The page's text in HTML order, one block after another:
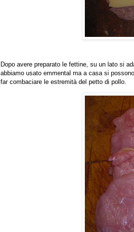
Dopo avere preparato le fettine, su un lato si
abbiamo usato emmental ma a casa si
far combaciare le estremità del petto di pollo.